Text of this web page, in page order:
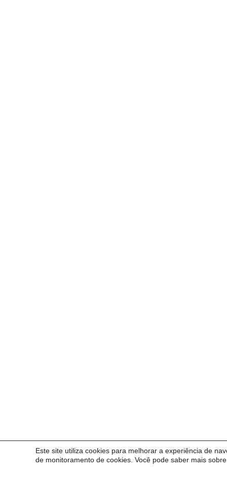
Este site utiliza cookies para melhorar a experiência de
de monitoramento de cookies. Você pode saber mais